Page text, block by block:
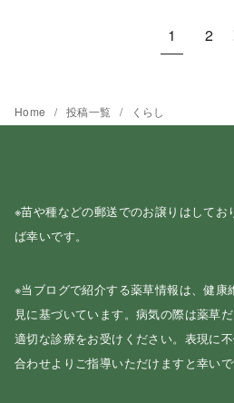
1 2
Home 投稿一覧 くらし
※苗や種などの郵送でのお譲りはして
ば幸いです。
※当ブログで紹介する薬草情報は、健康
見に基づいています。病気の際は薬草
適切な診療をお受けください。表現に
合わせよりご指導いただけますと幸いで